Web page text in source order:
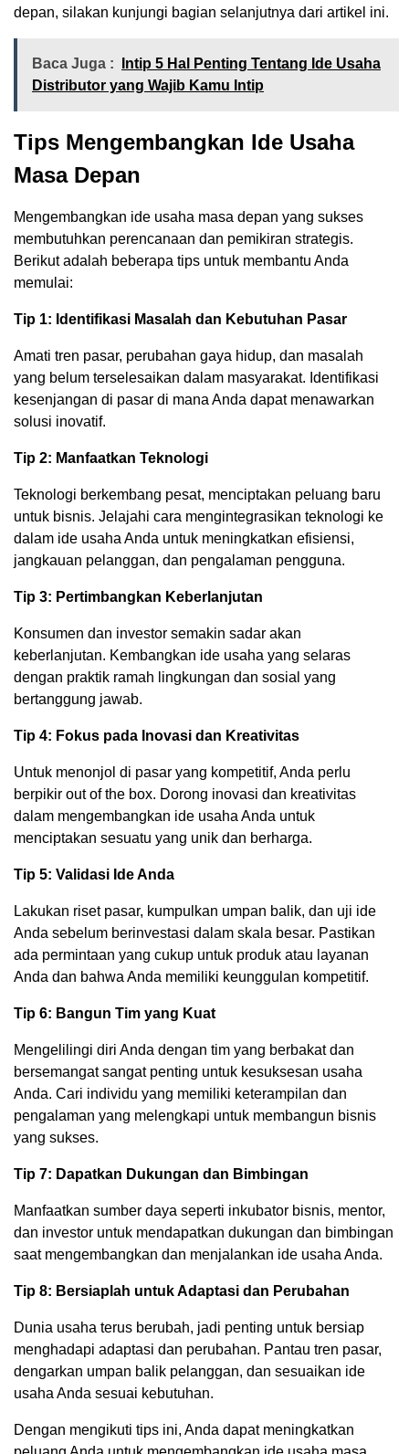
depan, silakan kunjungi bagian selanjutnya dari artikel ini.
Baca Juga :
Intip 5 Hal Penting Tentang Ide Usaha
Distributor yang Wajib Kamu Intip
Tips Mengembangkan Ide Usaha
Masa Depan
Mengembangkan ide usaha masa depan yang sukses
membutuhkan perencanaan dan pemikiran strategis.
Berikut adalah beberapa tips untuk membantu Anda
memulai:
Tip 1: Identifikasi Masalah dan Kebutuhan Pasar
Amati tren pasar, perubahan gaya hidup, dan masalah
yang belum terselesaikan dalam masyarakat. Identifikasi
kesenjangan di pasar di mana Anda dapat menawarkan
solusi inovatif.
Tip 2: Manfaatkan Teknologi
Teknologi berkembang pesat, menciptakan peluang baru
untuk bisnis. Jelajahi cara mengintegrasikan teknologi ke
dalam ide usaha Anda untuk meningkatkan efisiensi,
jangkauan pelanggan, dan pengalaman pengguna.
Tip 3: Pertimbangkan Keberlanjutan
Konsumen dan investor semakin sadar akan
keberlanjutan. Kembangkan ide usaha yang selaras
dengan praktik ramah lingkungan dan sosial yang
bertanggung jawab.
Tip 4: Fokus pada Inovasi dan Kreativitas
Untuk menonjol di pasar yang kompetitif, Anda perlu
berpikir out of the box. Dorong inovasi dan kreativitas
dalam mengembangkan ide usaha Anda untuk
menciptakan sesuatu yang unik dan berharga.
Tip 5: Validasi Ide Anda
Lakukan riset pasar, kumpulkan umpan balik, dan uji ide
Anda sebelum berinvestasi dalam skala besar. Pastikan
ada permintaan yang cukup untuk produk atau layanan
Anda dan bahwa Anda memiliki keunggulan kompetitif.
Tip 6: Bangun Tim yang Kuat
Mengelilingi diri Anda dengan tim yang berbakat dan
bersemangat sangat penting untuk kesuksesan usaha
Anda. Cari individu yang memiliki keterampilan dan
pengalaman yang melengkapi untuk membangun bisnis
yang sukses.
Tip 7: Dapatkan Dukungan dan Bimbingan
Manfaatkan sumber daya seperti inkubator bisnis, mentor,
dan investor untuk mendapatkan dukungan dan bimbingan
saat mengembangkan dan menjalankan ide usaha Anda.
Tip 8: Bersiaplah untuk Adaptasi dan Perubahan
Dunia usaha terus berubah, jadi penting untuk bersiap
menghadapi adaptasi dan perubahan. Pantau tren pasar,
dengarkan umpan balik pelanggan, dan sesuaikan ide
usaha Anda sesuai kebutuhan.
Dengan mengikuti tips ini, Anda dapat meningkatkan